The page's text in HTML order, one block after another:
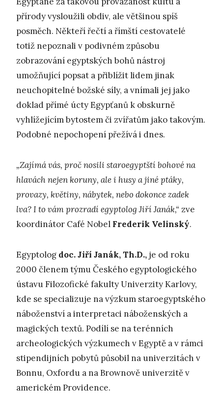
přírody vysloužili obdiv, ale většinou spíš
posměch. Někteří řečtí a římští cestovatelé
totiž nepoznali v podivném způsobu
zobrazování egyptských bohů nástroj
umožňující popsat a přiblížit lidem jinak
neuchopitelné božské síly, a vnímali jej jako
doklad přímé úcty Egypťanů k obskurně
vyhlížejícím bytostem či zvířatům jako takovým.
Podobné nepochopení přežívá i dnes.
„Zajímá vás, proč nosili staroegyptští bohové na
hlavách nejen koruny, ale i husy a jiné ptáky,
provazy, květiny, nábytek, nebo dokonce zadek
lva? I to vám prozradí egyptolog Jiří Janák,“ zve
koordinátor Café Nobel Frederik Velinský.
Egyptolog doc. Jiří Janák, Th.D., je od roku
2000 členem týmu Českého egyptologického
ústavu Filozofické fakulty Univerzity Karlovy,
kde se specializuje na výzkum staroegyptského
náboženství a interpretaci náboženských a
magických textů. Podílí se na terénních
archeologických výzkumech v Egyptě a v rámci
stipendijních pobytů působil na univerzitách v
Bonnu, Oxfordu a na Brownově univerzitě v
americkém Providence.